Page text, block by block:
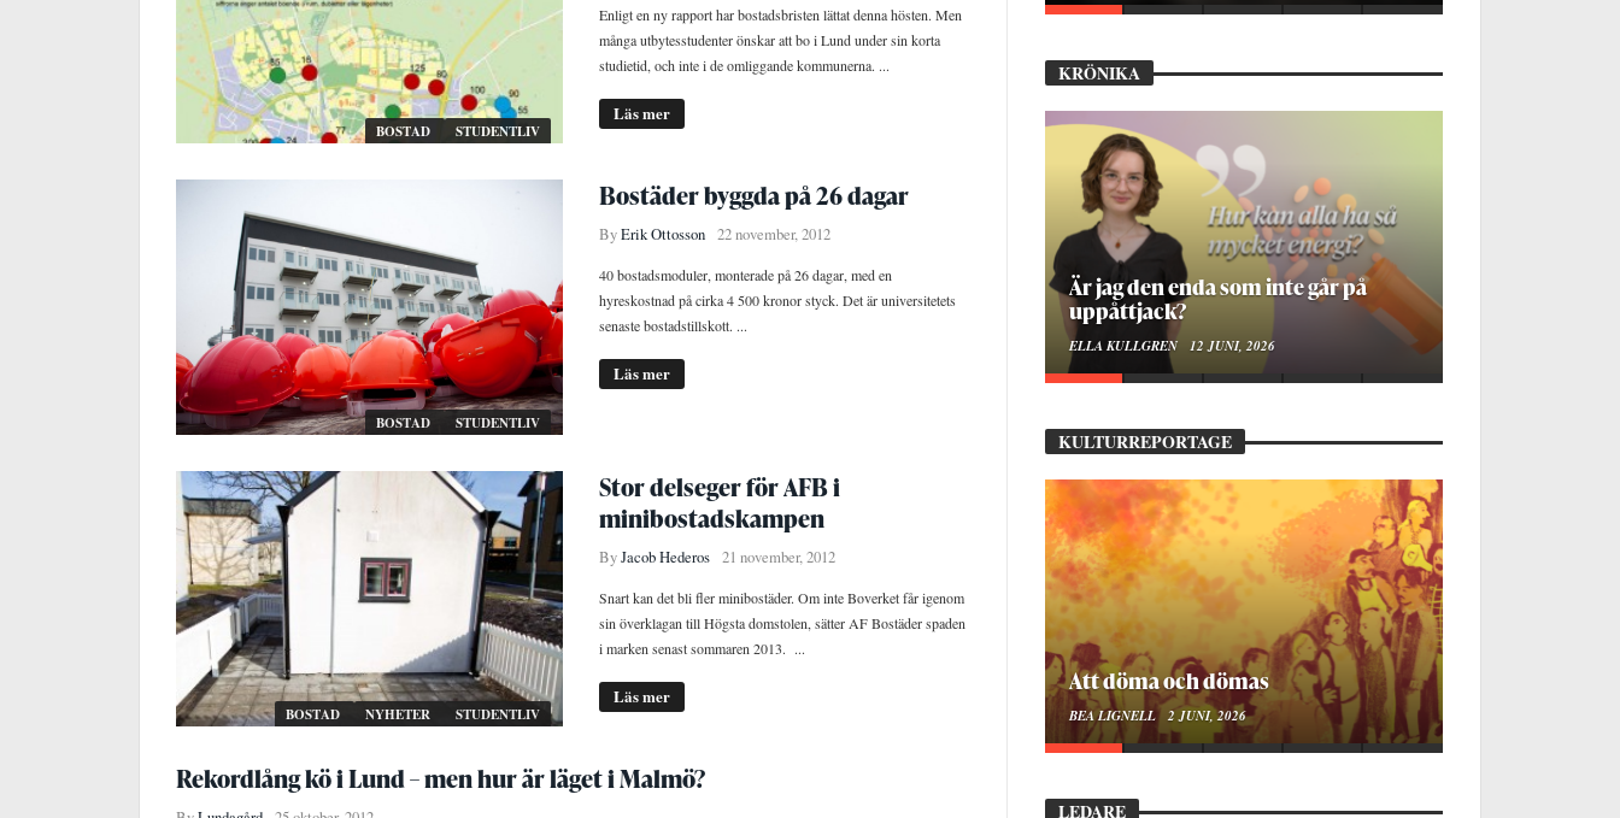
BOSTAD STUDENTLIV
Enligt en ny rapport har bostadsbristen lättat denna hösten. Men
många utbytesstudenter önskar att bo i Lund under sin korta
studietid, och inte i de omliggande kommunerna. ...
Läs mer
BOSTAD STUDENTLIV
Bostäder byggda på 26 dagar
ByErik Ottosson 22 november, 2012
40 bostadsmoduler, monterade på 26 dagar, med en
hyreskostnad på cirka 4 500 kronor styck. Det är universitetets
senaste bostadstillskott. ...
Läs mer
BOSTAD NYHETER STUDENTLIV
Stor delseger för AFB i
minibostadskampen
ByJacob Hederos 21 november, 2012
Snart kan det bli fler minibostäder. Om inte Boverket får igenom
sin överklagan till Högsta domstolen, sätter AF Bostäder spaden
i marken senast sommaren 2013. ...
Läs mer
Rekordlång kö i Lund – men hur är läget i Malmö?
KRÖNIKA
På stadsbiblioteket hittar jag det
mänskliga
MOA LINDROTH 10 JUNI, 2026
KULTURREPORTAGE
Mellan ånger och ältande
BEA LIGNELL 23 MARS, 2026
LEDARE